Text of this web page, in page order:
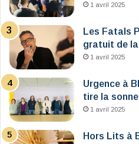
1 avril 2025
Les Fatals
gratuit de
1 avril 2025
Urgence à
tire la
1 avril 2025
Hors Lits à